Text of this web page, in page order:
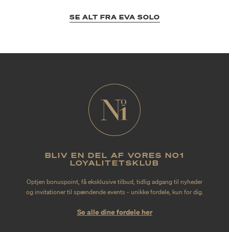
SE ALT FRA EVA SOLO
BLIV EN DEL AF VORES NO1
LOYALITETSKLUB
Optjen bonuspoint, få eksklusive tilbud, tidlig adgang til nyheder
og invitationer til spændende events - unikke fordele, kun for dig.
Se alle dine fordele her